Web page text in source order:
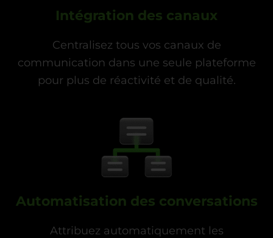
Intégration des canaux
Centralisez tous vos canaux de
communication dans une seule plateforme
pour plus de réactivité et de qualité.
Automatisation des conversations
Attribuez automatiquement les